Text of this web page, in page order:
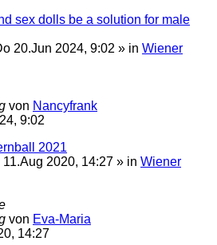
sex dolls be a solution for male
20.Jun 2024, 9:02 » in Wiener
von Nancyfrank
9:02
2021
11.Aug 2020, 14:27 » in Wiener
von Eva-Maria
14:27